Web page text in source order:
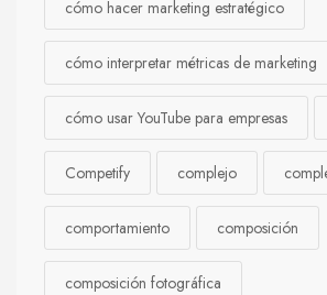
cómo hacer marketing estratégico
cómo interpretar métricas de marketing
cómo usar YouTube para empresas
Competify complejo
comportamiento composición
composición fotográfica